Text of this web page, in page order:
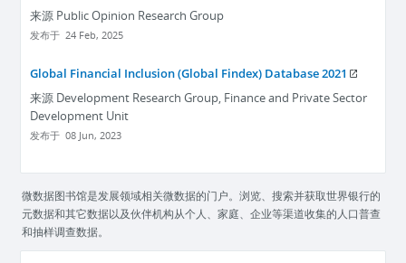
来源 Public Opinion Research Group
发布于 24 Feb, 2025
Global Financial Inclusion (Global Findex) Database 2021
来源 Development Research Group, Finance and Private Sector
Development Unit
发布于 08 Jun, 2023
微数据图书馆是发展领域相关微数据的门户。浏览、搜索并获取世界银行的
元数据和其它数据以及伙伴机构从个人、家庭、企业等渠道收集的人口普查
和抽样调查数据。